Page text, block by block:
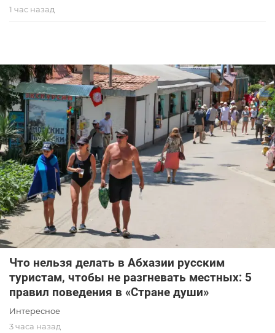
1 час назад
Что нельзя делать в Абхазии русским
туристам, чтобы не разгневать местных: 5
правил поведения в «Стране души»
Интересное
3 часа назад